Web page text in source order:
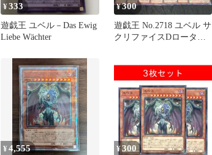
¥333
遊戯王 ユベル－Das Ewig
Liebe Wächter
¥300
遊戯王 No.2718 ユベル サ
クリファイスDロータス
マチュアクロニクル ナイ
トメアペイン エターナル
フェイバリット 各3枚 計
21枚
¥4,555 ¥300